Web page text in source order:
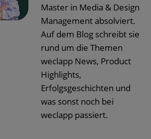
Master in Media & Design
Management absolviert.
Auf dem Blog schreibt sie
rund um die Themen
weclapp News, Product
Highlights,
Erfolgsgeschichten und
was sonst noch bei
weclapp passiert.